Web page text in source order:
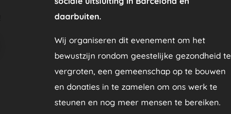
daarbuiten.
Wij organiseren dit evenement om het
bewustzijn rondom geestelijke gezondheid te
vergroten, een gemeenschap op te bouwen
en donaties in te zamelen om ons werk te
steunen en nog meer mensen te bereiken.